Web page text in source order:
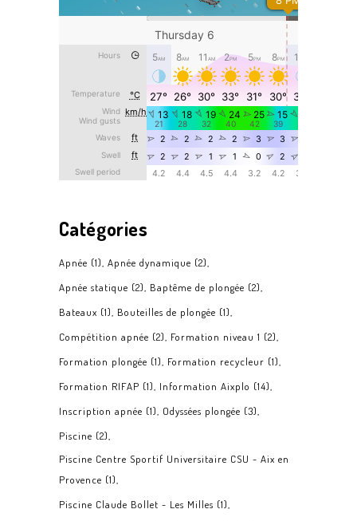
Catégories
Apnée (1) Apnée dynamique (2)
Apnée statique (2) Baptême de plongée (2)
Bateaux (1) Bouteilles de plongée (1)
Compétition apnée (2) Formation niveau 1 (2)
Formation plongée (1) Formation recycleur (1)
Formation RIFAP (1) Information Aixplo (14)
Inscription apnée (1) Odyssées plongée (3)
Piscine (2)
Piscine Centre Sportif Universitaire CSU - Aix en
Provence (1)
Piscine Claude Bollet - Les Milles (1)